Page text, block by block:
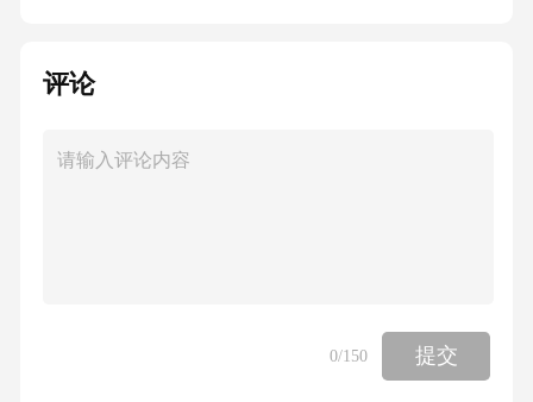
评论
0/150 提交